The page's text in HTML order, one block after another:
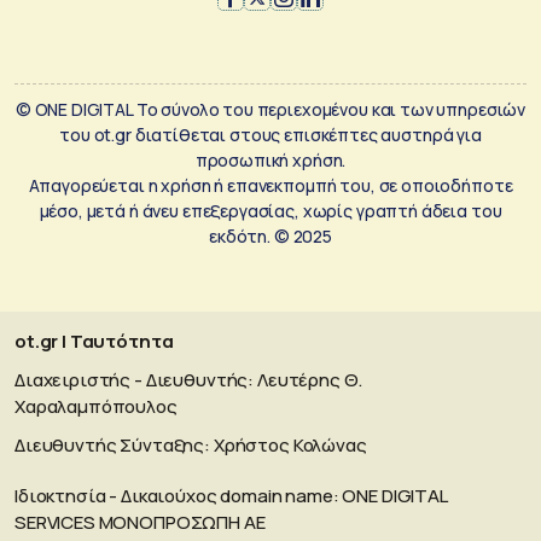
© ONE DIGITAL Το σύνολο του περιεχομένου και των υπηρεσιών
του ot.gr διατίθεται στους επισκέπτες αυστηρά για
προσωπική χρήση.
Απαγορεύεται η χρήση ή επανεκπομπή του, σε οποιοδήποτε
μέσο, μετά ή άνευ επεξεργασίας, χωρίς γραπτή άδεια του
εκδότη. © 2025
ot.gr | Ταυτότητα
Διαχειριστής - Διευθυντής: Λευτέρης Θ.
Χαραλαμπόπουλος
Διευθυντής Σύνταξης: Χρήστος Κολώνας
Ιδιοκτησία - Δικαιούχος domain name: ΟΝΕ DIGITAL
SERVICES MONOΠΡΟΣΩΠΗ ΑΕ